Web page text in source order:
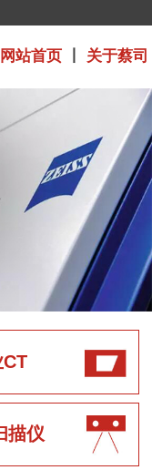
网站首页丨 关于蔡司
描仪